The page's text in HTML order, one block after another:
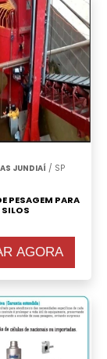
|
de
Digital|
JUNDIAÍ / SP
PESAGEM PARA
SILOS
AGORA